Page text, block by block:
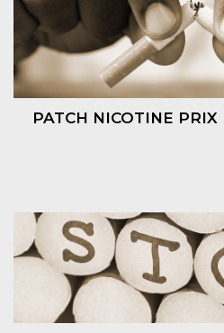
PATCH NICOTINE